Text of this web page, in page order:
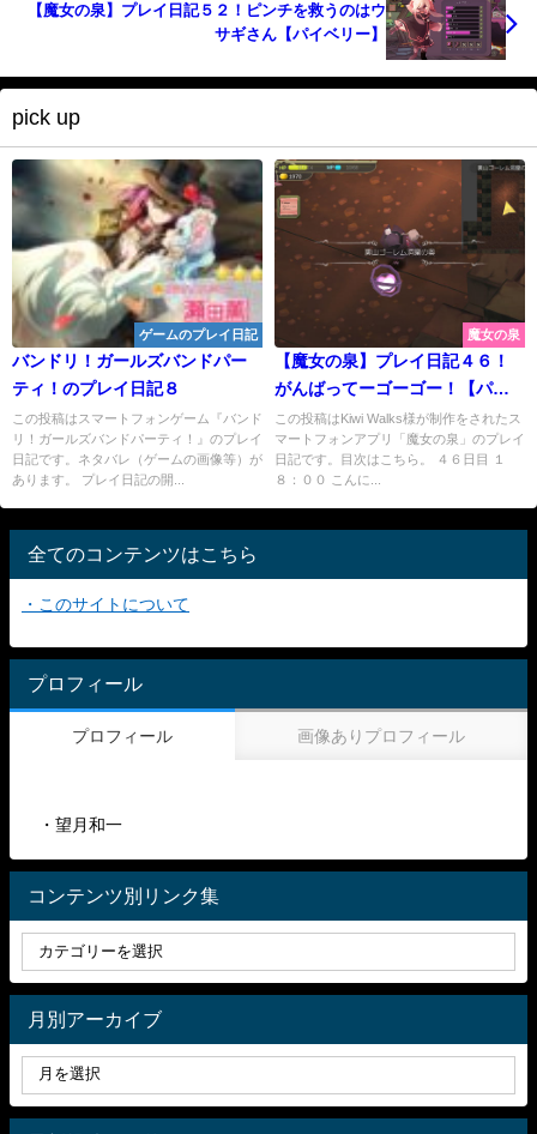
【魔女の泉】プレイ日記５２！ピンチを救うのはウ
サギさん【パイベリー】
pick up
ゲームのプレイ日記
バンドリ！ガールズバンドパー
ティ！のプレイ日記８
この投稿はスマートフォンゲーム『バンド
リ！ガールズバンドパーティ！』のプレイ
日記です。ネタバレ（ゲームの画像等）が
あります。 プレイ日記の開...
魔女の泉
【魔女の泉】プレイ日記４６！
がんばってーゴーゴー！【パイ
ベリー】
この投稿はKiwi Walks様が制作をされたス
マートフォンアプリ「魔女の泉」のプレイ
日記です。目次はこちら。 ４６日目 １
８：００ こんに...
全てのコンテンツはこちら
・このサイトについて
プロフィール
プロフィール 画像ありプロフィール
・望月和一
コンテンツ別リンク集
月別アーカイブ